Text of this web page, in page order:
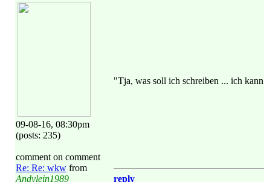
09-08-16, 08:30pm
(posts: 235)
comment on comment
Re: Re: wkw from
Andylein1989
"Tja, was soll ich schreiben ... ich
reply